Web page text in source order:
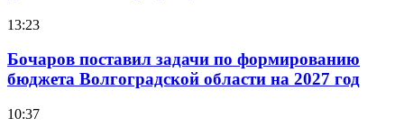
13:23
Бочаров поставил задачи по формированию
бюджета Волгоградской области на 2027 год
10:37